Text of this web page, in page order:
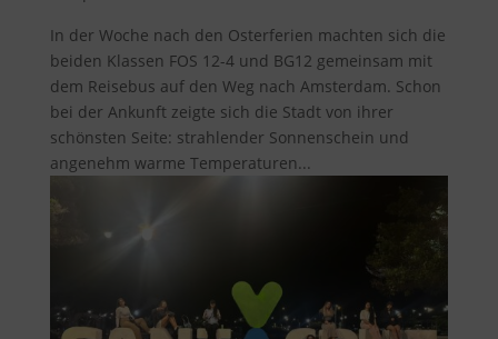
In der Woche nach den Osterferien machten sich die
beiden Klassen FOS 12-4 und BG12 gemeinsam mit
dem Reisebus auf den Weg nach Amsterdam. Schon
bei der Ankunft zeigte sich die Stadt von ihrer
schönsten Seite: strahlender Sonnenschein und
angenehm warme Temperaturen...